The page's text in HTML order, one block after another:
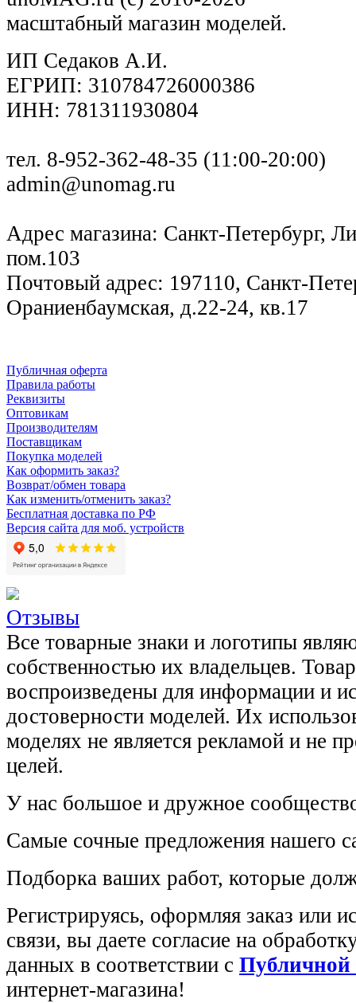
масштабный магазин моделей.
ИП Седаков А.И.
ЕГРИП: 310784726000386
ИНН: 781311930804
тел. 8-952-362-48-35 (11:00-20:00)
admin@unomag.ru
Адрес магазина: Санкт-Петербург,
пом.103
Почтовый адрес: 197110, Санкт-
Ораниенбаумская, д.22-24, кв.17
Публичная оферта
Правила работы
Реквизиты
Оптовикам
Производителям
Поставщикам
Покупка моделей
Как оформить заказ?
Возврат/обмен товара
Как изменить/отменить заказ?
Бесплатная доставка по РФ
Версия сайта для моб. устройств
Отзывы
Все товарные знаки и логотипы
собственностью их владельцев.
воспроизведены для информации и
достоверности моделей. Их
моделях не является рекламой и не
целей.
У нас большое и дружное
Самые сочные предложения нашего
Подборка ваших работ, которые
Регистрируясь, оформляя заказ или
связи, вы даете согласие на
данных в соответствии с Публичной
интернет-магазина!